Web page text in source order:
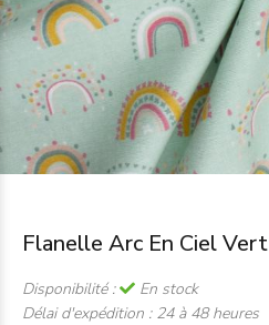
Flanelle Arc En Ciel Vert
Disponibilité :
En stock
Délai d'expédition : 24 à 48 heures